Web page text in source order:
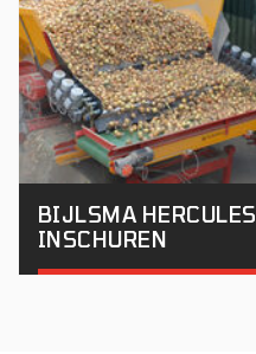
BIJLSMA HERCULES
INSCHUREN